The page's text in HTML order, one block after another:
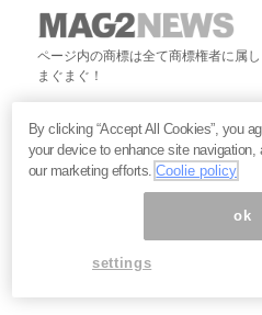
ページ内の商標は全て商標権者に属
まぐまぐ！
By clicking “Accept All Cookies”, you
your device to enhance site
our marketing efforts.Coolie policy
ok
settings